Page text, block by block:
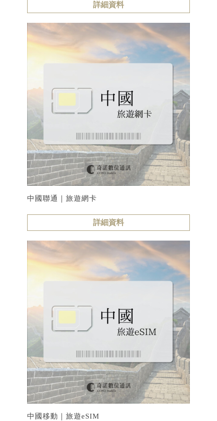
詳細資料
中國聯通｜旅遊網卡
詳細資料
中國移動｜旅遊eSIM